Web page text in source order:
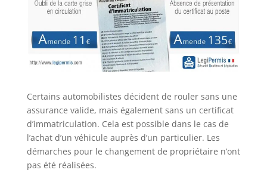
Certains automobilistes décident de rouler sans une
assurance valide, mais également sans un certificat
d’immatriculation. Cela est possible dans le cas de
l’achat d’un véhicule auprès d’un particulier. Les
démarches pour le changement de propriétaire n’ont
pas été réalisées.